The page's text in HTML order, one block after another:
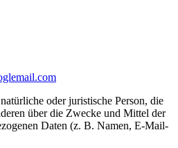
oder juristische Person, die
über die Zwecke und Mittel der
Daten (z. B. Namen, E-Mail-